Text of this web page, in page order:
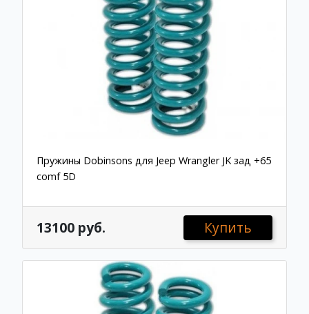
Пружины Dobinsons для Jeep Wrangler JK зад +65
comf 5D
13100 руб. Купить